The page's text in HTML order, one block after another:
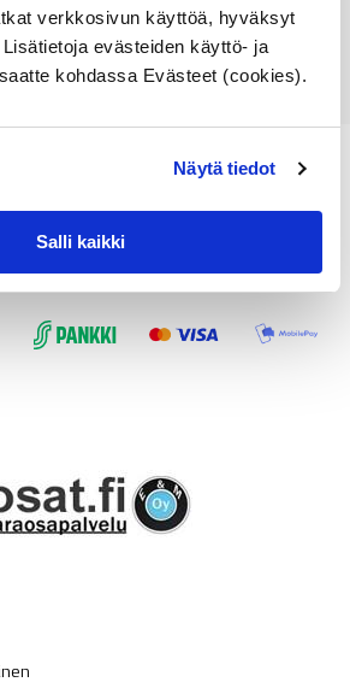
verkkosivun käyttöä, hyväksyt
evästeiden käyttö- ja
kohdassa Evästeet (cookies).
Näytä tiedot
Salli kaikki
Katso osan tiedot